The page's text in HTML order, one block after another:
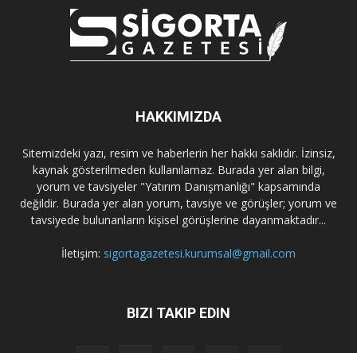
HAKKIMIZDA
Sitemizdeki yazı, resim ve haberlerin her hakkı saklıdır. İzinsiz,
kaynak gösterilmeden kullanılamaz. Burada yer alan bilgi,
yorum ve tavsiyeler "Yatırım Danışmanlığı" kapsamında
değildir. Burada yer alan yorum, tavsiye ve görüşler; yorum ve
tavsiyede bulunanların kişisel görüşlerine dayanmaktadır...
İletişim: sigortagazetesi.kurumsal@gmail.com
BIZI TAKIP EDIN